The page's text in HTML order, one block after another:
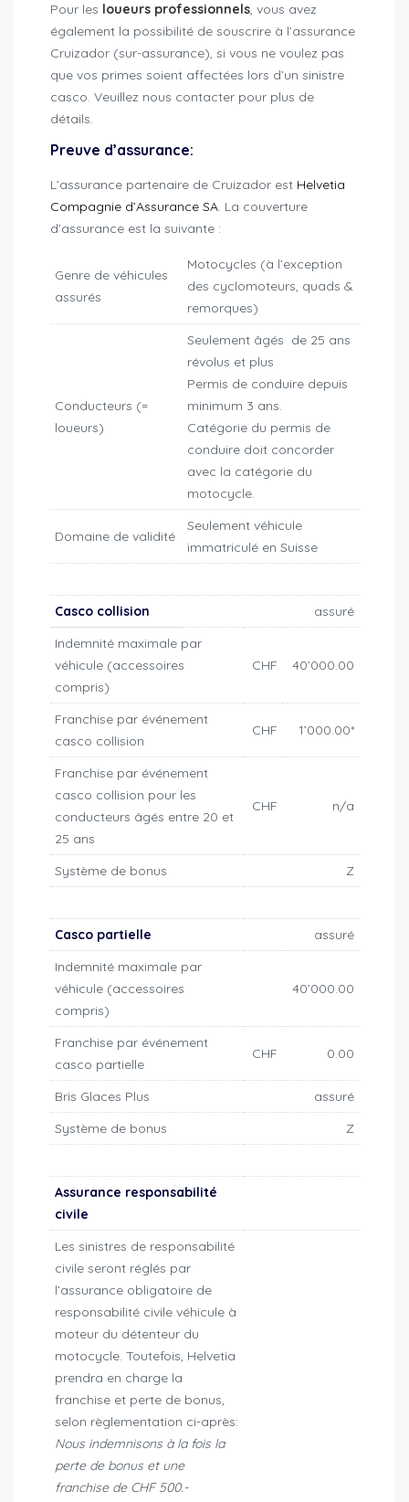
Pour les loueurs professionnels, vous avez
également la possibilité de souscrire à l’assurance
Cruizador (sur-assurance), si vous ne voulez pas
que vos primes soient affectées lors d’un sinistre
casco. Veuillez nous contacter pour plus de
détails.
Preuve d’assurance:
L’assurance partenaire de Cruizador est Helvetia
Compagnie d’Assurance SA. La couverture
d’assurance est la suivante :
Genre de véhicules
assurés
Motocycles (à l’exception
des cyclomoteurs, quads &
remorques)
Conducteurs (=
loueurs)
Seulement âgés de 25 ans
révolus et plus
Permis de conduire depuis
minimum 3 ans.
Catégorie du permis de
conduire doit concorder
avec la catégorie du
motocycle.
Domaine de validité
Seulement véhicule
immatriculé en Suisse
Casco collision
assuré
Indemnité maximale par
véhicule (accessoires
compris)
CHF 40’000.00
Franchise par événement
casco collision
CHF 1’000.00*
Franchise par événement
casco collision pour les
conducteurs âgés entre 20 et
25 ans
CHF n/a
Système de bonus Z
Casco partielle
assuré
Indemnité maximale par
véhicule (accessoires
compris)
40’000.00
Franchise par événement
casco partielle
CHF 0.00
Bris Glaces Plus
assuré
Système de bonus
Z
Assurance responsabilité
civile
Les sinistres de responsabilité
civile seront réglés par
l’assurance obligatoire de
responsabilité civile véhicule à
moteur du détenteur du
motocycle. Toutefois, Helvetia
prendra en charge la
franchise et perte de bonus,
selon règlementation ci-après:
Nous indemnisons à la fois la
perte de bonus et une
franchise de CHF 500.-